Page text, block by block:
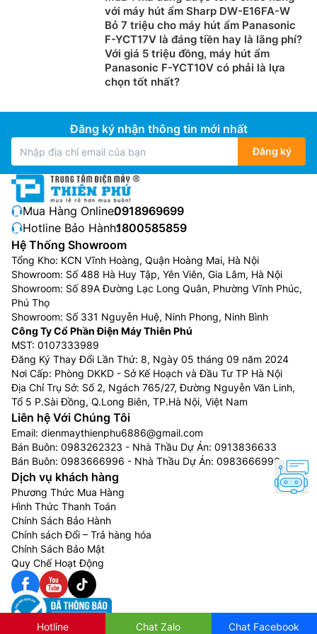
lửng trong căn phòng của gia đình bạn.
Ngoài ra, chức năng bù ẩm của Máy Lọc Không Khí
thích hợp với thời tiết hanh khô hoặc bật điều hòa
ngày. Đặc biệt là vào ngày hè nóng bức khi bật điều
hòa liên tục sẽ gây ảnh hưởng tới sức khỏe, viêm da…
Và cuối cùng, hầu hết các dòng máy lọc không khí
hiện nay đều có thiết kế nhỏ gọn, vì vậy bạn có thể dễ
dàng chọn cho mình sản phẩm phù hợp với không gian
cũng như nội thất của căn phòng.
Nhược điểm của Máy Lọc Không Khí:
Bên cạnh những ưu điểm ở trên thì sử dụng máy lọc
không khí cũng có một số nhược điểm như:
Một số dòng máy lọc không khí có công suất nhỏ
chỉ phù hợp với những không gian có diện tích
hẹp, nhỏ hoặc ít bụi bẩn.
Chế độ điều khiển từ xa là ưu điểm và cũng là
nhược điểm, vì khi hết pin bạn sẽ không thể sử
dụng được.
Nếu sử dụng máy lọc không khí ở vị trí có nhiều
chất thải ô nhiễm hoặc nhà gần mặt đường sẽ
khiến chi phí bảo dưỡng cao, vì phải thay thế
màng lọc nhiều 1 – 2 lần/năm.
4. Các thương hiệu máy lọc không khí:
Máy lọc không khí Daikin:
Máy lọc không khíDaikin có khả năng lọc khí sạch,
nhanh vượt trội với công nghệ độc quyền bảo vệ kép
Streamer và Ion Plasma. Nhờ các công nghệ này, phin
lọc mùi và bụi luôn sạch sẽ, bảo vệ sức khỏe người
dùng an toàn. Đồng thời, máy còn có thiết kế hình
tháp ấn tượng và tinh tế.
với máy hút ẩm Sharp DW-E16FA-W
Bỏ 7 triệu cho máy hút ẩm Panasonic
F-YCT17V là đáng tiền hay là lãng phí?
Với giá 5 triệu đồng, máy hút ẩm
Panasonic F-YCT10V có phải là lựa
chọn tốt nhất?
Đăng ký nhận thông tin mới nhất
Đăng ký
Mua Hàng Online:0918969699
Hotline Bảo Hành:1800585859
Hệ Thống Showroom
Tổng Kho: KCN Vĩnh Hoàng, Quận Hoàng Mai, Hà Nội
Showroom: Số 488 Hà Huy Tập, Yên Viên, Gia Lâm, Hà Nội
Showroom: Số 89A Đường Lạc Long Quân, Phường Vĩnh Phúc,
Phú Thọ
Showroom: Số 331 Nguyễn Huệ, Ninh Phong, Ninh Bình
Công Ty Cổ Phần Điện Máy Thiên Phú
MST: 0107333989
Đăng Ký Thay Đổi Lần Thứ: 8, Ngày 05 tháng 09 năm 2024
Nơi Cấp: Phòng DKKD - Sở Kế Hoạch và Đầu Tư TP Hà Nội
Địa Chỉ Trụ Sở: Số 2, Ngách 765/27, Đường Nguyễn Văn Linh,
Tổ 5 P.Sài Đồng, Q.Long Biên, TP.Hà Nội, Việt Nam
Liên hệ Với Chúng Tôi
Email: dienmaythienphu6886@gmail.com
Bán Buôn: 0983262323 - Nhà Thầu Dự Án: 0913836633
Bán Buôn: 0983666996 - Nhà Thầu Dự Án: 0983666996
Dịch vụ khách hàng
Phương Thức Mua Hàng
Hình Thức Thanh Toán
Chính Sách Bảo Hành
Chính sách Đổi – Trả hàng hóa
Chính Sách Bảo Mật
Quy Chế Hoạt Động
Hotline Chat Zalo Chat Facebook